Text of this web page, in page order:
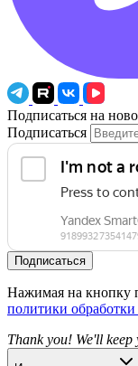
Подписаться на
Подписаться
Подписаться
Нажимая на кнопку
политики
Thank you! We'll keep